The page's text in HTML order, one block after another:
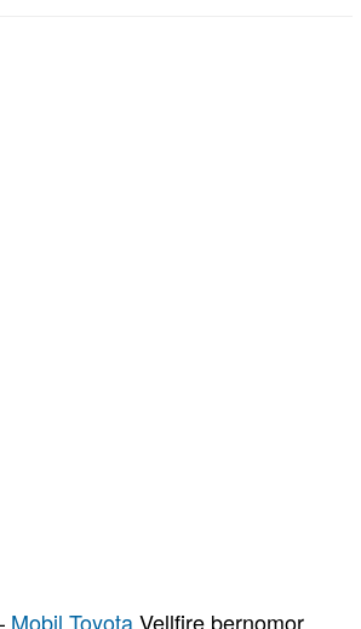
Mobil ToyotaVellfire bernomor